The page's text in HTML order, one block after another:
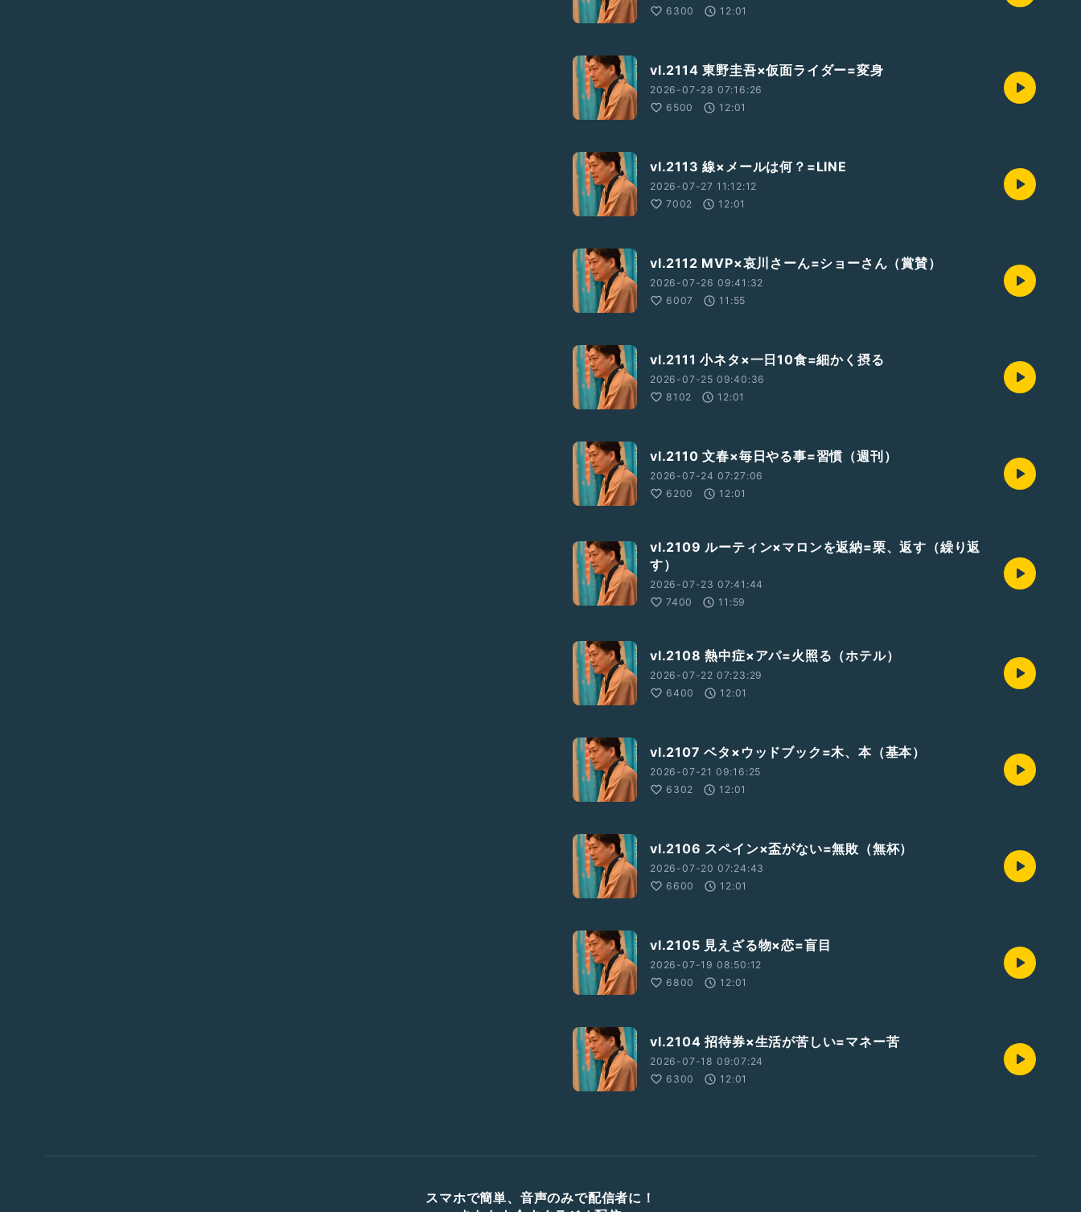
6300
12:01
vl.2114 東野圭吾×仮面ライダー=変身
2026-07-28 07:16:26
6500
12:01
vl.2113 線×メールは何？=LINE
2026-07-27 11:12:12
7002
12:01
vl.2112 MVP×哀川さーん=ショーさん（賞賛）
2026-07-26 09:41:32
6007
11:55
vl.2111 小ネタ×一日10食=細かく摂る
2026-07-25 09:40:36
8102
12:01
vl.2110 文春×毎日やる事=習慣（週刊）
2026-07-24 07:27:06
6200
12:01
vl.2109 ルーティン×マロンを返納=栗、返す（繰り返
す）
2026-07-23 07:41:44
7400
11:59
vl.2108 熱中症×アパ=火照る（ホテル）
2026-07-22 07:23:29
6400
12:01
vl.2107 ベタ×ウッドブック=木、本（基本）
2026-07-21 09:16:25
6302
12:01
vl.2106 スペイン×盃がない=無敗（無杯）
2026-07-20 07:24:43
6600
12:01
vl.2105 見えざる物×恋=盲目
2026-07-19 08:50:12
6800
12:01
vl.2104 招待券×生活が苦しい=マネー苦
2026-07-18 09:07:24
6300
12:01
スマホで簡単、音声のみで配信者に！